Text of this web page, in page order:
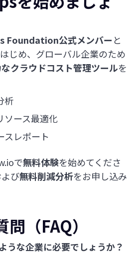
Foundation公式メンバーと
じめ、グローバル企業のため
クラウドコスト管理ツールを
析
ソース最適化
スレポート
で無料体験を始めてくださ
び無料削減分析をお申し込み
（FAQ）
うな企業に必要でしょうか？